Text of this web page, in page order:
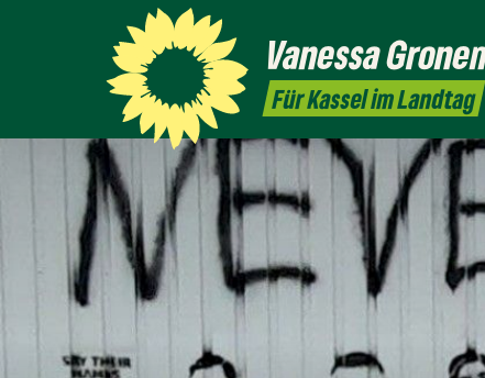
Vanessa
Für Kassel im Landtag